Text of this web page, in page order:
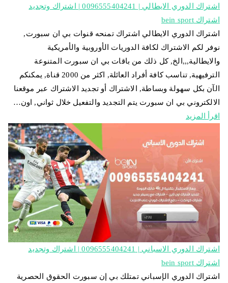
اشتراك الدوري الايطالي | 0096555404241 | اشتراك وتجديد
اشتراك bein sport
اشتراك الدوري الايطالي اشتراك تمنحه قنوات بي ان سبورت,
نوفر لكم الاشتراك لكافة الدوريات الأوروبية والأمريكية
والايطالية,,,الخ, كل ذلك من باقات بي ان سبورت المتنوعة
الترفيهية, تناسب كافة أفراد العائلة, اكثر من 2000 قناة, يمكنكم
الآن بكل سهولة وبساطة, الاشتراك أو تجديد الاشتراك عبر موقعنا
الالكتروني بي ان سبورت يتم التجديد والتفعيل خلال ثواني, اون…
اقرأ المزيد
اشتراك الدوري الاسباني | 0096555404241 | اشتراك وتجديد
اشتراك bein sport
اشتراك الدوري الإسباني تمتلك بي إن سبورت الحقوق الحصرية